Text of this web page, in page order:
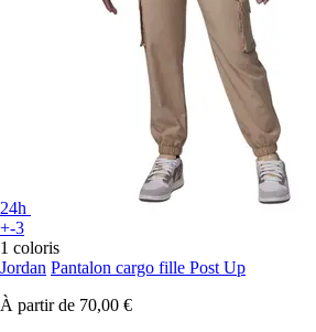
24h
+-3
1 coloris
Jordan Pantalon cargo fille Post Up
À partir de 70,00 €